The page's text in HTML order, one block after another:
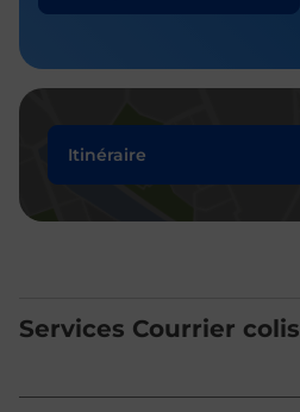
Itinéraire
Services Courrier colis